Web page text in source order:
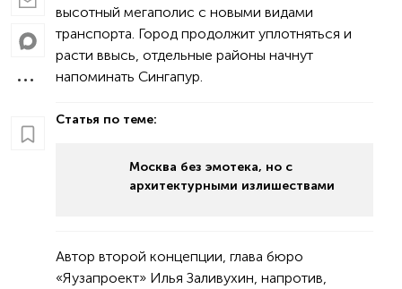
высотный мегаполис с новыми видами
транспорта. Город продолжит уплотняться и
расти ввысь, отдельные районы начнут
напоминать Сингапур.
Статья по теме:
Москва без эмотека, но с
архитектурными излишествами
Автор второй концепции, глава бюро
«Яузапроект» Илья Заливухин, напротив,